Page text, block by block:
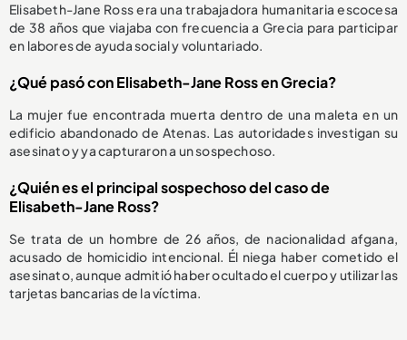
Elisabeth-Jane Ross era una trabajadora humanitaria escocesa
de 38 años que viajaba con frecuencia a Grecia para participar
en labores de ayuda social y voluntariado.
¿Qué pasó con Elisabeth-Jane Ross en Grecia?
La mujer fue encontrada muerta dentro de una maleta en un
edificio abandonado de Atenas. Las autoridades investigan su
asesinato y ya capturaron a un sospechoso.
¿Quién es el principal sospechoso del caso de
Elisabeth-Jane Ross?
Se trata de un hombre de 26 años, de nacionalidad afgana,
acusado de homicidio intencional. Él niega haber cometido el
asesinato, aunque admitió haber ocultado el cuerpo y utilizar las
tarjetas bancarias de la víctima.